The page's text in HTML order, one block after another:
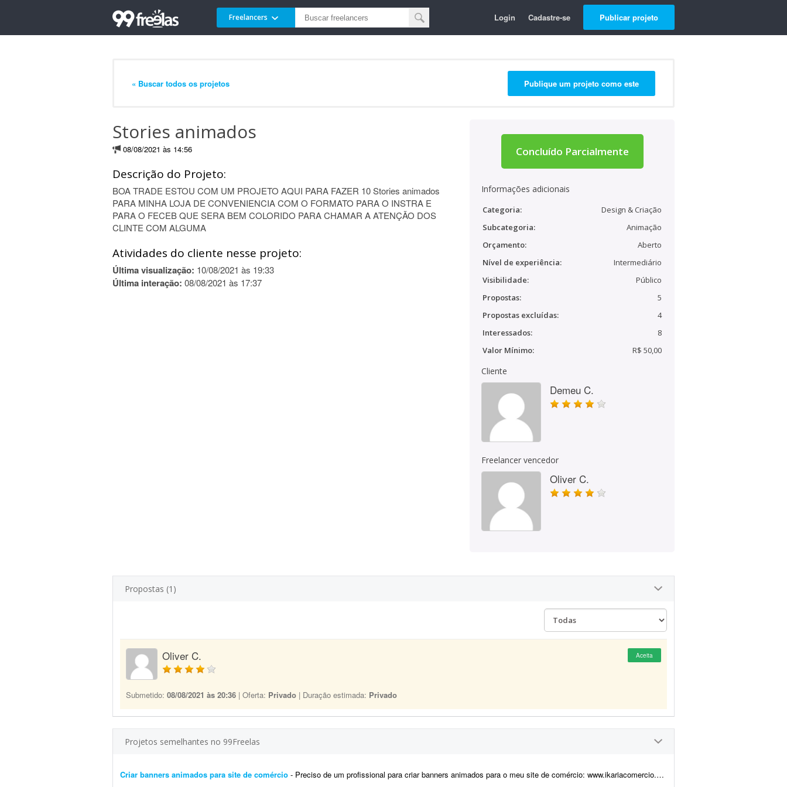
Freelancers Login Cadastre-se Publicar projeto
« Buscar todos os projetos Publique um projeto como este
Stories animados
08/08/2021 às 14:56
Descrição do Projeto:
BOA TRADE ESTOU COM UM PROJETO AQUI PARA FAZER 10 Stories animados
PARA MINHA LOJA DE CONVENIENCIA COM O FORMATO PARA O INSTRA E
PARA O FECEB QUE SERA BEM COLORIDO PARA CHAMAR A ATENÇÃO DOS
CLINTE COM ALGUMA
Atividades do cliente nesse projeto:
Última visualização: 10/08/2021 às 19:33
Última interação: 08/08/2021 às 17:37
Concluído Parcialmente
Informações adicionais
Categoria:
Design & Criação
Subcategoria:
Animação
Orçamento:
Aberto
Nível de experiência:
Intermediário
Visibilidade:
Público
Propostas:
5
Propostas excluídas:
4
Interessados:
8
Valor Mínimo:
R$ 50,00
Cliente
Demeu C.
Freelancer vencedor
Oliver C.
Propostas (1)
Oliver C. Aceita
Submetido: 08/08/2021 às 20:36 | Oferta: Privado | Duração estimada: Privado
Projetos semelhantes no 99Freelas
Criar banners animados para site de comércio - Preciso de um profissional para criar banners animados para o meu site de comércio: www.ikariacomercio.com.br. Os banners serão utilizados no site para divulgar produtos, ofertas e c...